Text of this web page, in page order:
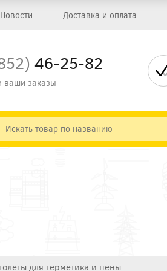
Новости Доставка и оплата
46-25-82
ваши заказы
для герметика и пены